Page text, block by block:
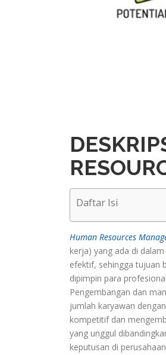
Daftar Isi
Human Resources
kerja) yang ada di
efektif, sehingga tujuan
dipimpin para
Pengembangan dan
jumlah karyawan
kompetitif dan
yang unggul
keputusan di